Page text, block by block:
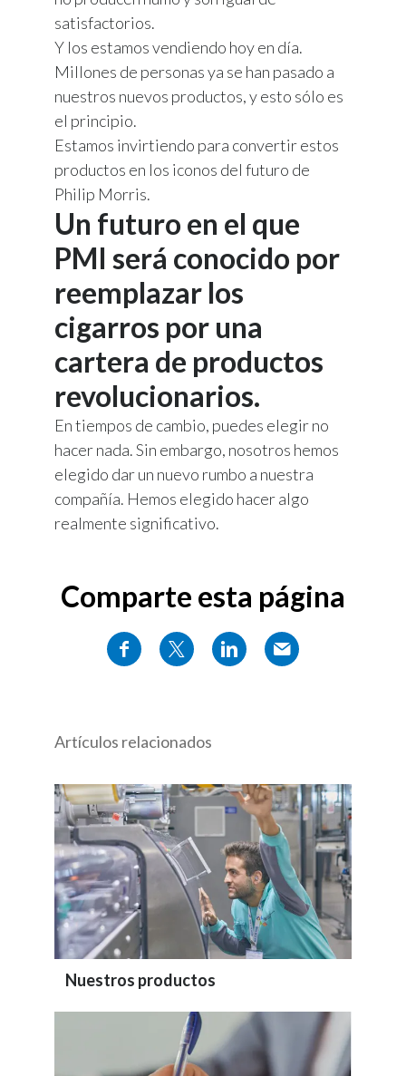
satisfactorios.
Y los estamos vendiendo hoy en día.
Millones de personas ya se han pasado a
nuestros nuevos productos, y esto sólo es
el principio.
Estamos invirtiendo para convertir estos
productos en los iconos del futuro de
Philip Morris.
Un futuro en el que
PMI será conocido por
reemplazar los
cigarros por una
cartera de productos
revolucionarios.
En tiempos de cambio, puedes elegir no
hacer nada. Sin embargo, nosotros hemos
elegido dar un nuevo rumbo a nuestra
compañía. Hemos elegido hacer algo
realmente significativo.
Comparte esta página
Artículos relacionados
Nuestros productos